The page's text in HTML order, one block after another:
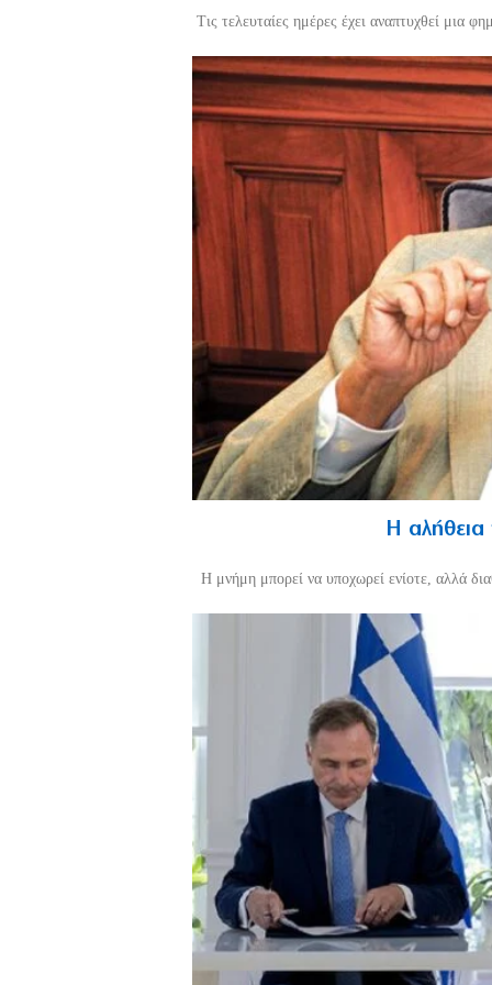
Τις τελευταίες ημέρες έχει αναπτυχθεί μια
Η
H μνήμη μπορεί να υποχωρεί ενίοτε, αλλά